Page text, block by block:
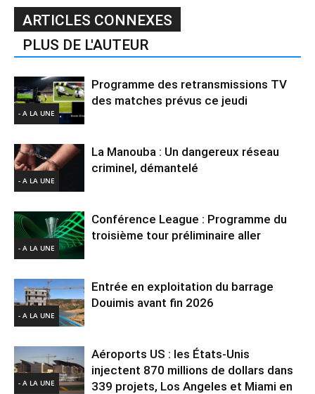
ARTICLES CONNEXES
PLUS DE L'AUTEUR
- A LA UNE
Programme des retransmissions TV
des matches prévus ce jeudi
- A LA UNE
La Manouba : Un dangereux réseau
criminel, démantelé
- A LA UNE
Conférence League : Programme du
troisième tour préliminaire aller
- A LA UNE
Entrée en exploitation du barrage
Douimis avant fin 2026
- A LA UNE
Aéroports US : les États-Unis
injectent 870 millions de dollars dans
339 projets, Los Angeles et Miami en